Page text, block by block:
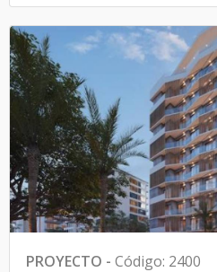
PROYECTO - Código: 2400